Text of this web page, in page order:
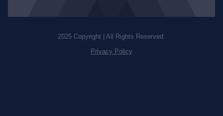
2025 Copyright | All Rights Reserved.
Privacy Policy